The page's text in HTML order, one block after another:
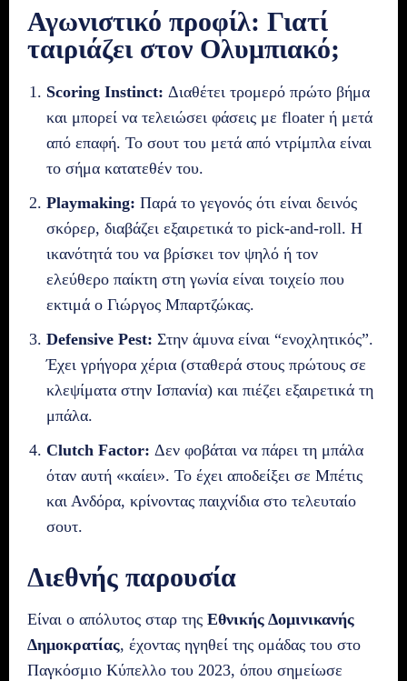
Αγωνιστικό προφίλ: Γιατί
ταιριάζει στον Ολυμπιακό;
Scoring Instinct: Διαθέτει τρομερό πρώτο βήμα
και μπορεί να τελειώσει φάσεις με floater ή μετά
από επαφή. Το σουτ του μετά από ντρίμπλα είναι
το σήμα κατατεθέν του.
Playmaking: Παρά το γεγονός ότι είναι δεινός
σκόρερ, διαβάζει εξαιρετικά το pick-and-roll. Η
ικανότητά του να βρίσκει τον ψηλό ή τον
ελεύθερο παίκτη στη γωνία είναι τοιχείο που
εκτιμά ο Γιώργος Μπαρτζώκας.
Defensive Pest: Στην άμυνα είναι “ενοχλητικός”.
Έχει γρήγορα χέρια (σταθερά στους πρώτους σε
κλεψίματα στην Ισπανία) και πιέζει εξαιρετικά τη
μπάλα.
Clutch Factor: Δεν φοβάται να πάρει τη μπάλα
όταν αυτή «καίει». Το έχει αποδείξει σε Μπέτις
και Ανδόρα, κρίνοντας παιχνίδια στο τελευταίο
σουτ.
Διεθνής παρουσία
Είναι ο απόλυτος σταρ της Εθνικής Δομινικανής
Δημοκρατίας, έχοντας ηγηθεί της ομάδας του στο
Παγκόσμιο Κύπελλο του 2023, όπου σημείωσε